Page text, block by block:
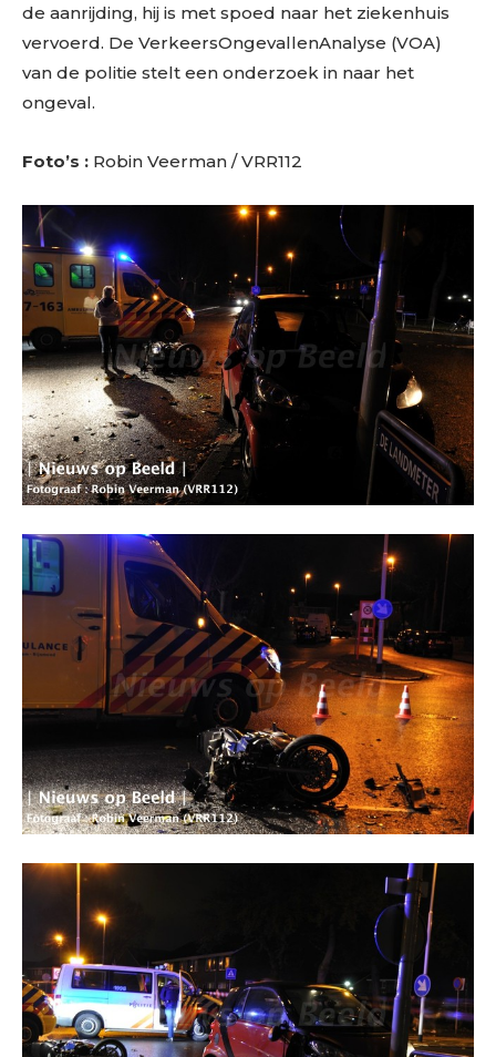
de aanrijding, hij is met spoed naar het ziekenhuis
vervoerd. De VerkeersOngevallenAnalyse (VOA)
van de politie stelt een onderzoek in naar het
ongeval.
Foto’s : Robin Veerman / VRR112